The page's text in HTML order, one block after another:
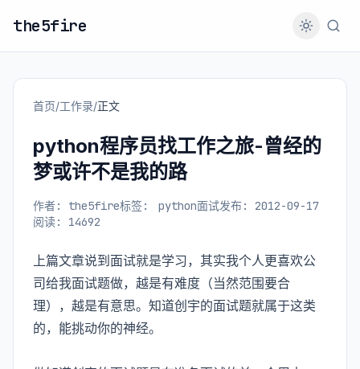
the5fire
首页/工作录/正文
python程序员找工作之旅-曾经的
梦或许不是我的路
作者: the5fire标签: python面试发布: 2012-09-17
阅读: 14692
上篇文章说到面试就是学习，其实我个人更喜欢公
司给我面试题做，越是有难度（当然范围要合
理），越是有意思。知道创宇的面试题就属于这类
的，能挑动你的神经。